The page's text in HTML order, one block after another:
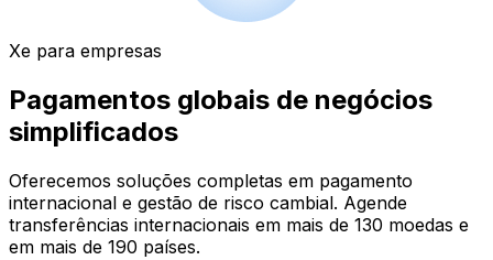
Xe para empresas
Pagamentos globais de negócios
simplificados
Oferecemos soluções completas em pagamento
internacional e gestão de risco cambial. Agende
transferências internacionais em mais de 130 moedas e
em mais de 190 países.